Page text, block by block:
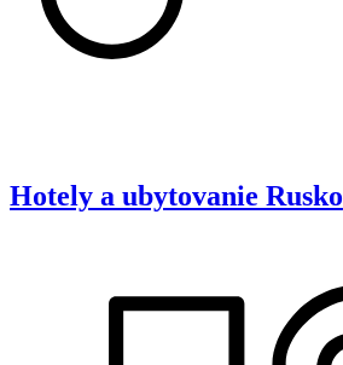
Hotely a ubytovanie Rusko